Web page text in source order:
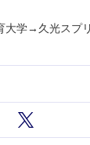
学→久光スプ